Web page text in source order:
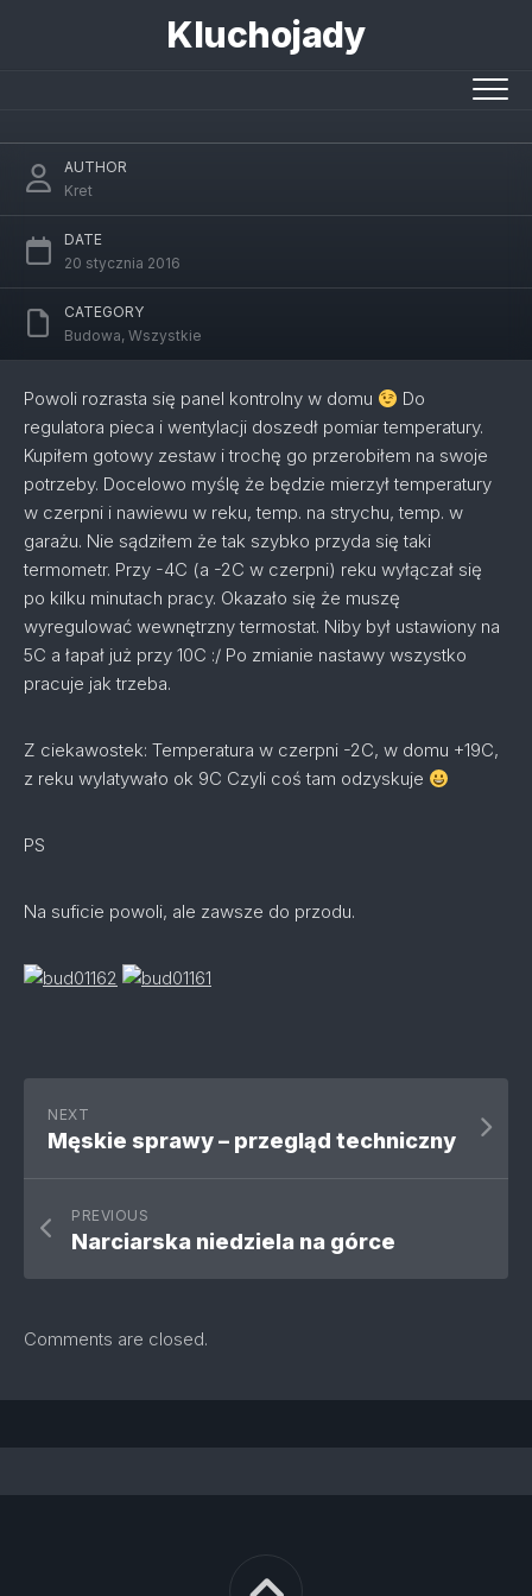
Kluchojady
AUTHOR
Kret
DATE
20 stycznia 2016
CATEGORY
Budowa, Wszystkie
Powoli rozrasta się panel kontrolny w domu
Do
regulatora pieca i wentylacji doszedł pomiar temperatury.
Kupiłem gotowy zestaw i trochę go przerobiłem na swoje
potrzeby. Docelowo myślę że będzie mierzył temperatury
w czerpni i nawiewu w reku, temp. na strychu, temp. w
garażu. Nie sądziłem że tak szybko przyda się taki
termometr. Przy -4C (a -2C w czerpni) reku wyłączał się
po kilku minutach pracy. Okazało się że muszę
wyregulować wewnętrzny termostat. Niby był ustawiony na
5C a łapał już przy 10C :/ Po zmianie nastawy wszystko
pracuje jak trzeba.
Z ciekawostek: Temperatura w czerpni -2C, w domu +19C,
z reku wylatywało ok 9C Czyli coś tam odzyskuje
PS
Na suficie powoli, ale zawsze do przodu.
NEXT
Męskie sprawy – przegląd techniczny
PREVIOUS
Narciarska niedziela na górce
Comments are closed.